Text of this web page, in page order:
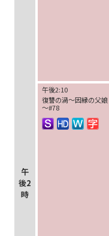
午
後2
時
午後2:10
復讐の渦～因縁の父娘
～#78